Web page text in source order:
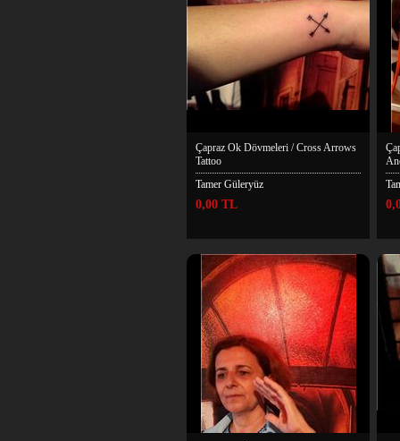
Çapraz Ok Dövmeleri / Cross Arrows
Tattoo
Tamer Güleryüz
0,00 TL